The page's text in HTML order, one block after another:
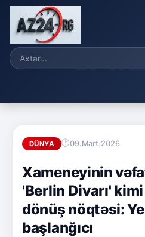
DÜNYA 09.Mart.2026
Xameneyinin
'Berlin Divarı'
dönüş nöqtəsi:
başlanğıcı